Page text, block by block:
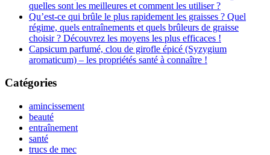
quelles sont les meilleures et comment les utiliser ?
Qu’est-ce qui brûle le plus rapidement les graisses ? Quel
régime, quels entraînements et quels brûleurs de graisse
choisir ? Découvrez les moyens les plus efficaces !
Capsicum parfumé, clou de girofle épicé (Syzygium
aromaticum) – les propriétés santé à connaître !
Catégories
amincissement
beauté
entraînement
santé
trucs de mec